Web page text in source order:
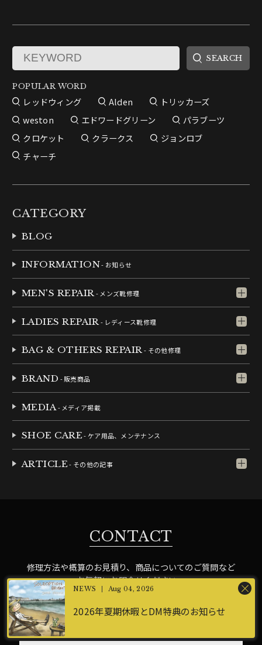
Aug 04, 2026
2026年夏期休暇とDM特典のお知らせ
POPULAR WORD
レッドウィング Alden
トリッカーズ
weston
エドワードグリーン
パラブーツ
クロケット
クラークス
ジョンロブ
チャーチ
CATEGORY
BLOG
INFORMATION- お知らせ
MEN'S REPAIR- メンズ靴修理
LADIES REPAIR - レディース靴修理
BAG & OTHERS REPAIR- その他修理
BRAND - 販売商品
MEDIA- メディア掲載
SHOE CARE- ケア用品、メンテナンス
ARTICLE- その他の記事
CONTACT
修理方法や概算のお見積り、商品についてのご質問など
お気軽にお問合せください。
CONTACT US